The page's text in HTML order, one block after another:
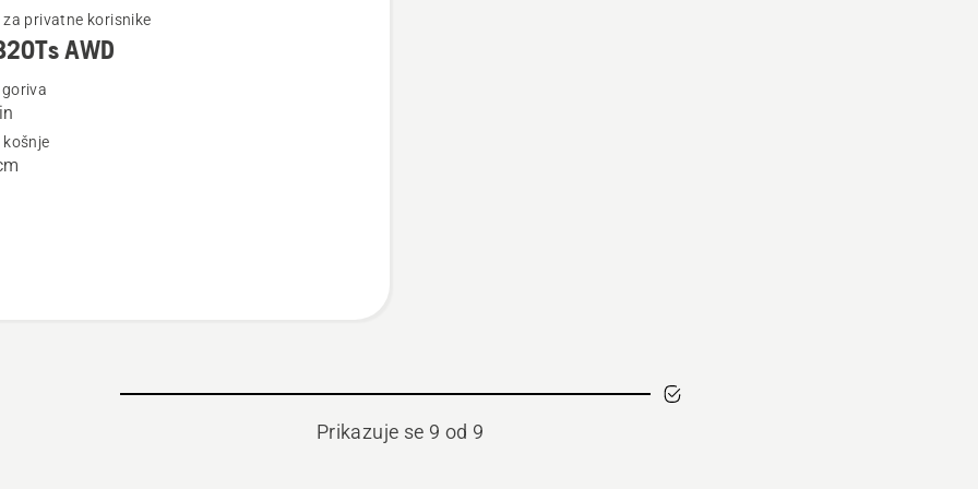
za privatne korisnike
AWD
košnje
Prikazuje se 9 od 9